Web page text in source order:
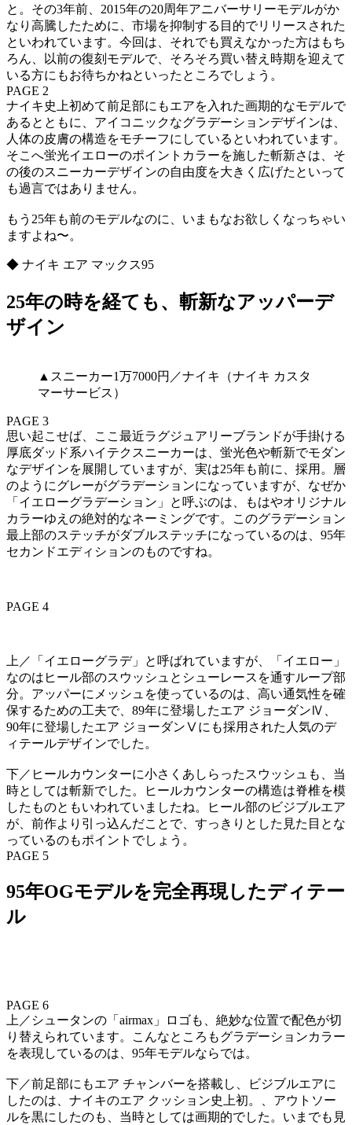
と。その3年前、2015年の20周年アニバーサリーモデルがか
なり高騰したために、市場を抑制する目的でリリースされた
といわれています。今回は、それでも買えなかった方はもち
ろん、以前の復刻モデルで、そろそろ買い替え時期を迎えて
いる方にもお待ちかねといったところでしょう。
PAGE 2
ナイキ史上初めて前足部にもエアを入れた画期的なモデルで
あるとともに、アイコニックなグラデーションデザインは、
人体の皮膚の構造をモチーフにしているといわれています。
そこへ蛍光イエローのポイントカラーを施した斬新さは、そ
の後のスニーカーデザインの自由度を大きく広げたといって
も過言ではありません。
もう25年も前のモデルなのに、いまもなお欲しくなっちゃい
ますよね〜。
◆ ナイキ エア マックス95
25年の時を経ても、斬新なアッパーデ
ザイン
▲スニーカー1万7000円／ナイキ（ナイキ カスタ
マーサービス）
PAGE 3
思い起こせば、ここ最近ラグジュアリーブランドが手掛ける
厚底ダッド系ハイテクスニーカーは、蛍光色や斬新でモダン
なデザインを展開していますが、実は25年も前に、採用。層
のようにグレーがグラデーションになっていますが、なぜか
「イエローグラデーション」と呼ぶのは、もはやオリジナル
カラーゆえの絶対的なネーミングです。このグラデーション
最上部のステッチがダブルステッチになっているのは、95年
セカンドエディションのものですね。
PAGE 4
上／「イエローグラデ」と呼ばれていますが、「イエロー」
なのはヒール部のスウッシュとシューレースを通すループ部
分。アッパーにメッシュを使っているのは、高い通気性を確
保するための工夫で、89年に登場したエア ジョーダンⅣ、
90年に登場したエア ジョーダンⅤにも採用された人気のデ
ィテールデザインでした。
下／ヒールカウンターに小さくあしらったスウッシュも、当
時としては斬新でした。ヒールカウンターの構造は脊椎を模
したものともいわれていましたね。ヒール部のビジブルエア
が、前作より引っ込んだことで、すっきりとした見た目とな
っているのもポイントでしょう。
PAGE 5
95年OGモデルを完全再現したディテー
ル
PAGE 6
上／シュータンの「airmax」ロゴも、絶妙な位置で配色が切
り替えられています。こんなところもグラデーションカラー
を表現しているのは、95年モデルならでは。
下／前足部にもエア チャンバーを搭載し、ビジブルエアに
したのは、ナイキのエア クッション史上初。、アウトソー
ルを黒にしたのも、当時としては画期的でした。いまでも見